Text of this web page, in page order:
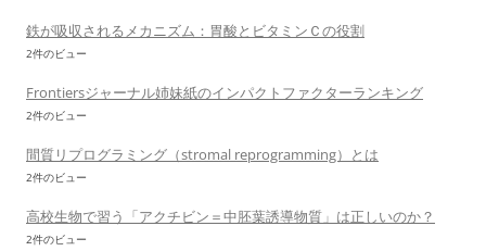
鉄が吸収されるメカニズム：胃酸とビタミンＣの役割
2件のビュー
Frontiersジャーナル姉妹紙のインパクトファクターランキング
2件のビュー
間質リプログラミング（stromal reprogramming）とは
2件のビュー
高校生物で習う「アクチビン＝中胚葉誘導物質」は正しいのか？
2件のビュー